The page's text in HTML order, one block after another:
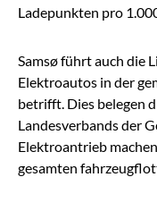
Ladepunkten pro
Samsø führt auch die
Elektroautos in der
betrifft. Dies belegen
Landesverbands der
Elektroantrieb
gesamten